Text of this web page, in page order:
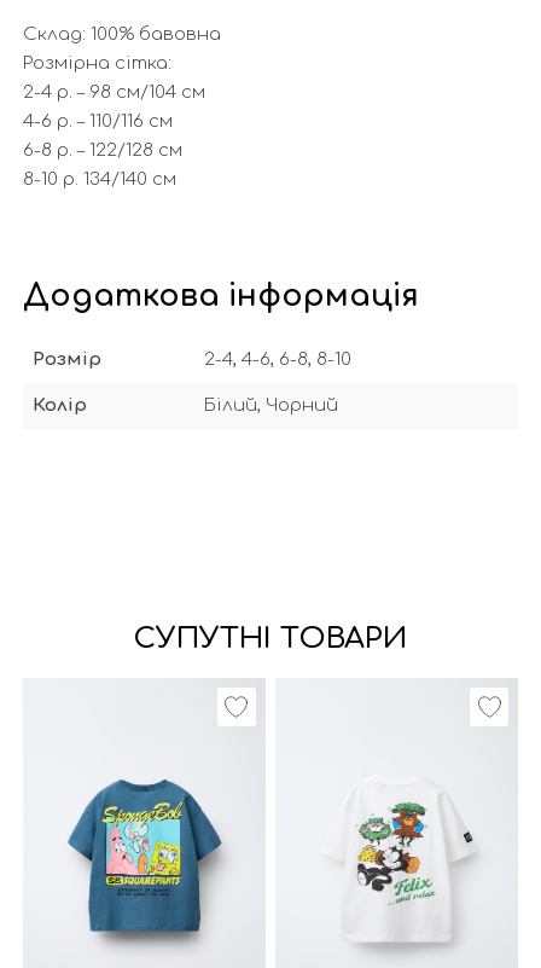
Склад: 100% бавовна
Розмірна сітка:
2-4 р. – 98 см/104 cм
4-6 р. – 110/116 см
6-8 р. – 122/128 см
8-10 р. 134/140 см
Додаткова інформація
Розмір 2-4, 4-6, 6-8, 8-10
Колір Білий, Чорний
СУПУТНІ ТОВАРИ